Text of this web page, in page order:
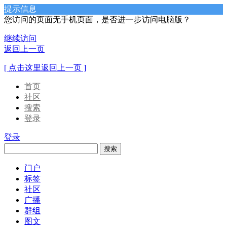
提示信息
您访问的页面无手机页面，是否进一步访问电脑版？
继续访问
返回上一页
[ 点击这里返回上一页 ]
首页
社区
搜索
登录
登录
搜索
门户
标签
社区
广播
群组
图文